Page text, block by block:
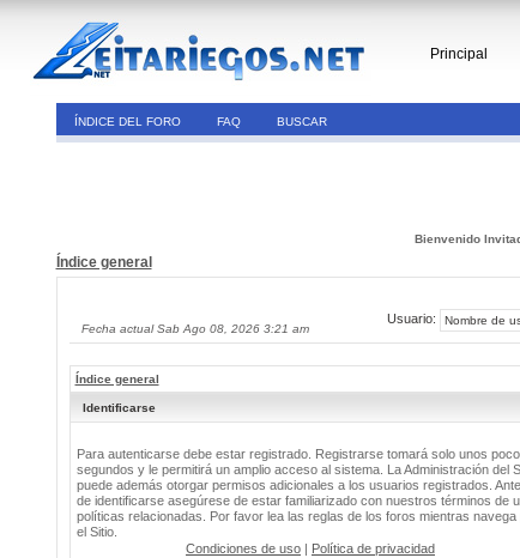
Principal
ÍNDICE DEL FORO FAQ BUSCAR
Bienvenido
Índice general
Fecha actual Sab Ago 08, 2026 3:21 am
Usuario:
Índice general
Identificarse
Para autenticarse debe estar registrado. Registrarse tomará solo unos
segundos y le permitirá un amplio acceso al sistema. La Administración del
puede además otorgar permisos adicionales a los usuarios registrados.
de identificarse asegúrese de estar familiarizado con nuestros términos de
políticas relacionadas. Por favor lea las reglas de los foros mientras navega
el Sitio.
Condiciones de uso | Política de privacidad